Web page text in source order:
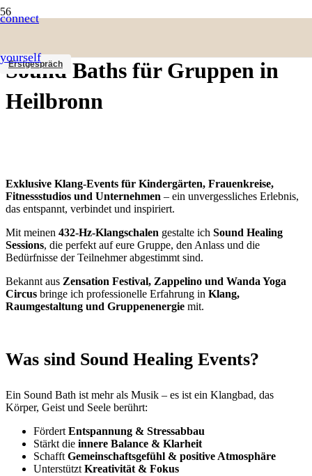
connect
yourself
Erstgespräch
Sound Baths für Gruppen in
Heilbronn
Exklusive Klang-Events für Kindergärten, Frauenkreise,
Fitnessstudios und Unternehmen – ein unvergessliches Erlebnis,
das entspannt, verbindet und inspiriert.
Mit meinen 432-Hz-Klangschalen gestalte ich Sound Healing
Sessions, die perfekt auf eure Gruppe, den Anlass und die
Bedürfnisse der Teilnehmer abgestimmt sind.
Bekannt aus Zensation Festival, Zappelino und Wanda Yoga
Circus bringe ich professionelle Erfahrung in Klang,
Raumgestaltung und Gruppenenergie mit.
Was sind Sound Healing Events?
Ein Sound Bath ist mehr als Musik – es ist ein Klangbad, das
Körper, Geist und Seele berührt:
Fördert Entspannung & Stressabbau
Stärkt die innere Balance & Klarheit
Schafft Gemeinschaftsgefühl & positive Atmosphäre
Unterstützt Kreativität & Fokus